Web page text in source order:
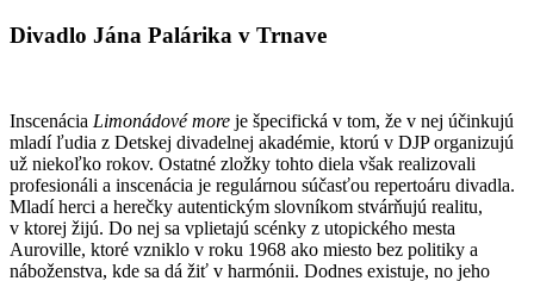
Divadlo Jána Palárika v Trnave
Inscenácia Limonádové more je špecifická v tom, že v nej účinkujú
mladí ľudia z Detskej divadelnej akadémie, ktorú v DJP organizujú
už niekoľko rokov. Ostatné zložky tohto diela však realizovali
profesionáli a inscenácia je regulárnou súčasťou repertoáru divadla.
Mladí herci a herečky autentickým slovníkom stvárňujú realitu,
v ktorej žijú. Do nej sa vplietajú scénky z utopického mesta
Auroville, ktoré vzniklo v roku 1968 ako miesto bez politiky a
náboženstva, kde sa dá žiť v harmónii. Dodnes existuje, no jeho